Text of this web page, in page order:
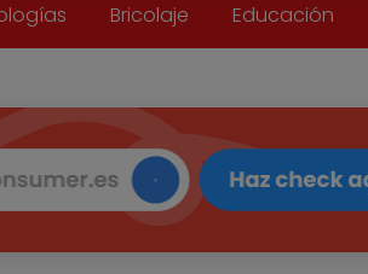
Bricolaje Educación